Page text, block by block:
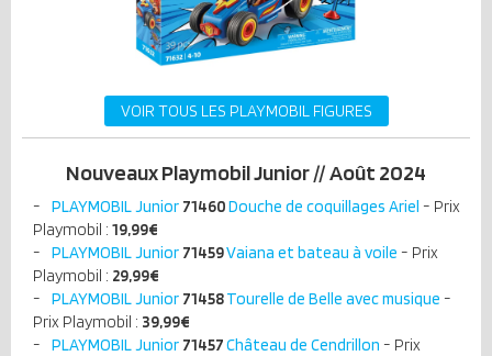
VOIR TOUS LES PLAYMOBIL FIGURES
Nouveaux Playmobil Junior // Août 2024
PLAYMOBIL Junior 71460Douche de coquillages Ariel - Prix
Playmobil : 19,99€
PLAYMOBIL Junior 71459Vaiana et bateau à voile - Prix
Playmobil : 29,99€
PLAYMOBIL Junior 71458Tourelle de Belle avec musique -
Prix Playmobil : 39,99€
PLAYMOBIL Junior 71457Château de Cendrillon - Prix